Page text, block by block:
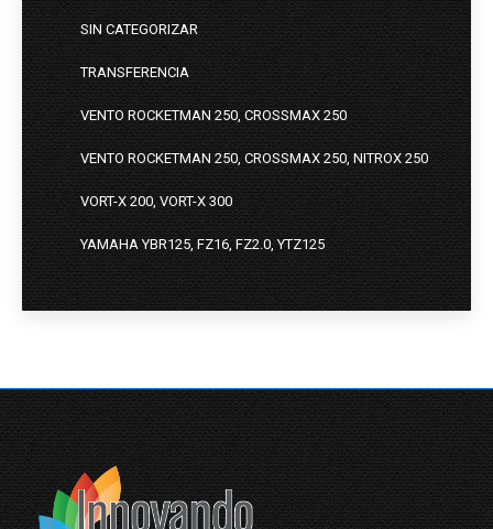
SIN CATEGORIZAR
TRANSFERENCIA
VENTO ROCKETMAN 250, CROSSMAX 250
VENTO ROCKETMAN 250, CROSSMAX 250, NITROX 250
VORT-X 200, VORT-X 300
YAMAHA YBR125, FZ16, FZ2.0, YTZ125